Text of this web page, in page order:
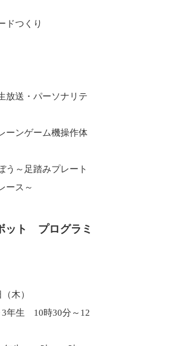
ドつくり
放送・パーソナリテ
ーンゲーム機操作体
う～足踏みプレート
ース～
ット プログラミ
木）
3年生 10時30分～12